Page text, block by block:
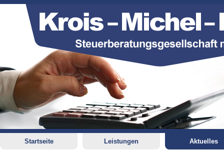
Startseite Leistungen Aktuelles